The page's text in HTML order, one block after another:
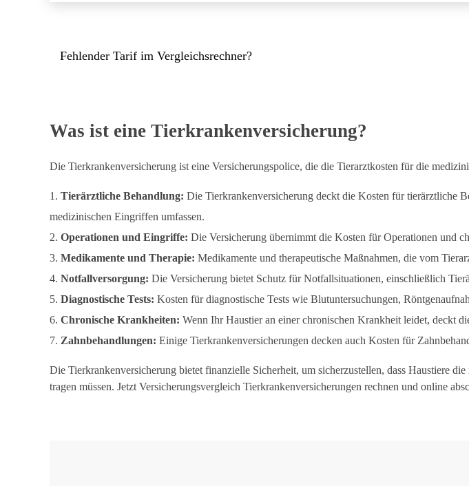
Fehlender Tarif im Vergleichsrechner?
Was ist eine Tierkrankenversicherung?
Die Tierkrankenversicherung ist eine Versicherungspolice, die die Tierarztkosten für die
Tierärztliche Behandlung: Die Tierkrankenversicherung deckt die Kosten für tierärztliche
medizinischen Eingriffen umfassen.
Operationen und Eingriffe: Die Versicherung übernimmt die Kosten für Operationen und
Medikamente und Therapie: Medikamente und therapeutische Maßnahmen, die vom
Notfallversorgung: Die Versicherung bietet Schutz für Notfallsituationen, einschließlich
Diagnostische Tests: Kosten für diagnostische Tests wie Blutuntersuchungen,
Chronische Krankheiten: Wenn Ihr Haustier an einer chronischen Krankheit leidet, deckt
Zahnbehandlungen: Einige Tierkrankenversicherungen decken auch Kosten für
Die Tierkrankenversicherung bietet finanzielle Sicherheit, um sicherzustellen, dass Haustiere
tragen müssen. Jetzt Versicherungsvergleich Tierkrankenversicherungen rechnen und online